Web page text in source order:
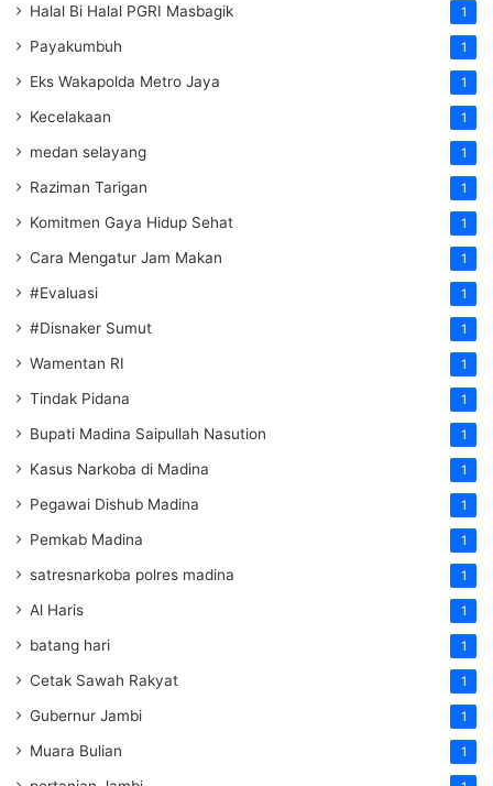
Halal Bi Halal PGRI Masbagik 1
Payakumbuh 1
Eks Wakapolda Metro Jaya 1
Kecelakaan 1
medan selayang 1
Raziman Tarigan 1
Komitmen Gaya Hidup Sehat 1
Cara Mengatur Jam Makan 1
#Evaluasi 1
#Disnaker Sumut 1
Wamentan RI 1
Tindak Pidana 1
Bupati Madina Saipullah Nasution 1
Kasus Narkoba di Madina 1
Pegawai Dishub Madina 1
Pemkab Madina 1
satresnarkoba polres madina 1
Al Haris 1
batang hari 1
Cetak Sawah Rakyat 1
Gubernur Jambi 1
Muara Bulian 1